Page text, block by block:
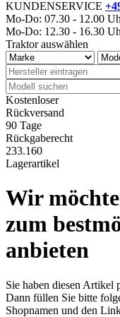
KUNDENSERVICE
Mo-Do: 07.30 - 12.00
Mo-Do: 12.30 - 16.30
Traktor auswählen
Kostenloser
Rückversand
90 Tage
Rückgaberecht
233.160
Lagerartikel
Wir
zum
anbieten
Sie haben diesen Artikel
Dann füllen Sie bitte
Shopnamen und den